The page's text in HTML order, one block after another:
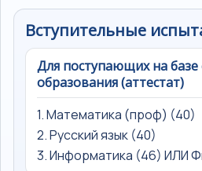
Вступительные
Для поступающих на
образования (аттестат)
1. Математика (проф) (40)
2. Русский язык (40)
3. Информатика (46) ИЛИ